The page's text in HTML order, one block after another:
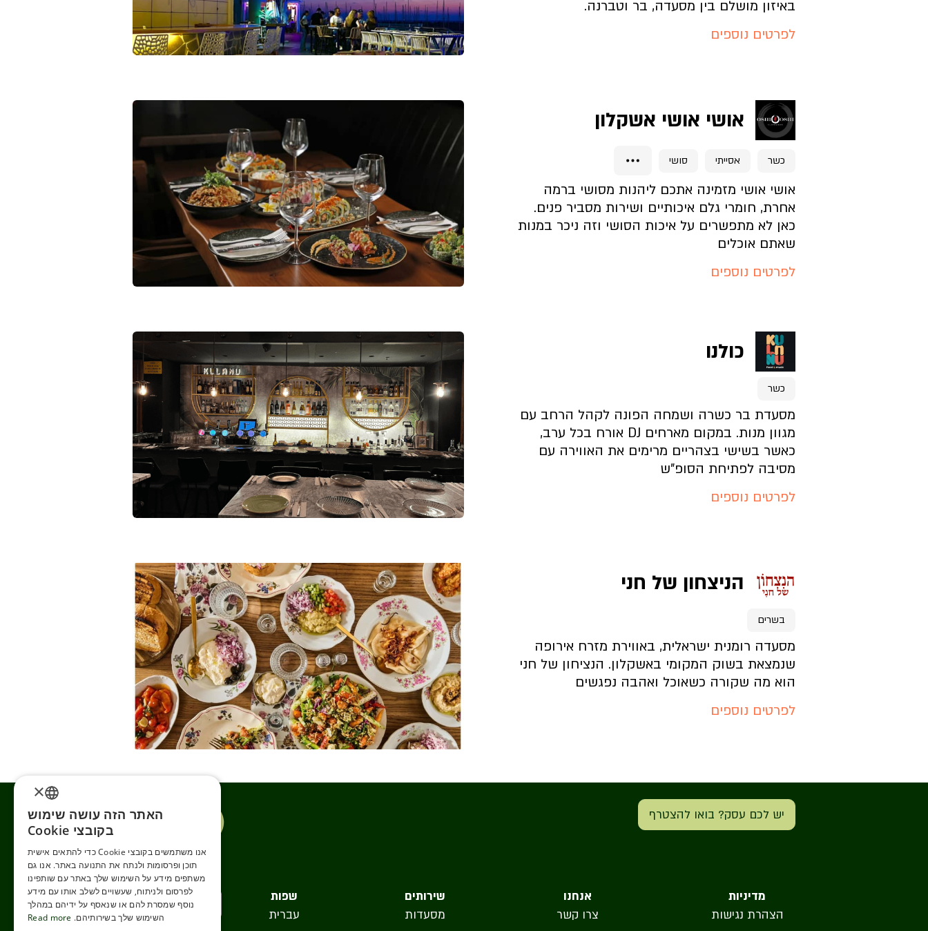
איך מגיעים?
באיזון מושלם בין מסעדה, בר וטברנה.
לפרטים נוספים
דף בית העסק
איך האווירה?
איך מגיעים?
אושי אושי אשקלון
כשר אסייתי סושי
אושי אושי מזמינה אתכם ליהנות מסושי ברמה
אחרת, חומרי גלם איכותיים ושירות מסביר פנים.
כאן לא מתפשרים על איכות הסושי וזה ניכר במנות
שאתם אוכלים
לפרטים נוספים
דף בית העסק
מה בתפריט?
איך האווירה?
איך מגיעים?
כולנו
כשר
מסעדת בר כשרה ושמחה הפונה לקהל הרחב עם
מגוון מנות. במקום מארחים DJ אורח בכל ערב,
כאשר בשישי בצהריים מרימים את האווירה עם
מסיבה לפתיחת הסופ"ש
לפרטים נוספים
דף בית העסק
מה בתפריט?
איך האווירה?
הניצחון של חני
בשרים
מסעדה רומנית ישראלית, באווירת מזרח אירופה
שנמצאת בשוק המקומי באשקלון. הנציחון של חני
הוא מה שקורה כשאוכל ואהבה נפגשים
לפרטים נוספים
להזמנת מקום לחצו כאן
דף בית העסק
איך האווירה?
קצת עלינו
יש לכם עסק? בואו להצטרף
מדיניות
הצהרת נגישות
אנחנו
צרו קשר
שירותים
מסעדות
שפות
עברית
ENGLISH
SERBIA
HEBREW
RUSSIAN
×
האתר הזה עושה שימוש
בקובצי Cookie
אנו משתמשים בקובצי Cookie כדי להתאים אישית
תוכן ופרסומות ולנתח את התנועה באתר. אנו גם
משתפים מידע על השימוש שלך באתר עם שותפינו
לפרסום ולניתוח, שעשויים לשלב אותו עם מידע
נוסף שמסרת להם או שנאסף על ידיהם במהלך
השימוש שלך בשירותיהם. Read more